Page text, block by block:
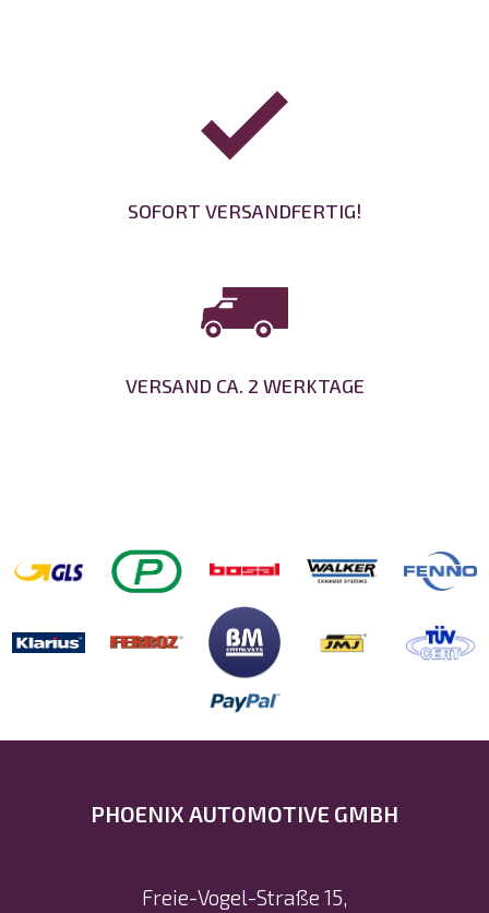
SOFORT VERSANDFERTIG!
VERSAND CA. 2 WERKTAGE
PHOENIX AUTOMOTIVE GMBH
Freie-Vogel-Straße 15,